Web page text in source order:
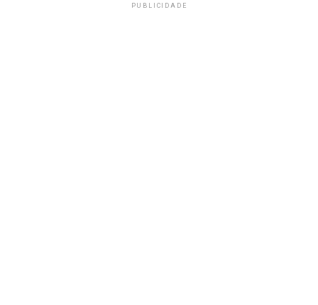
PUBLICIDADE